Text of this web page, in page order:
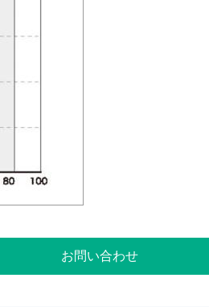
お問い合わせ